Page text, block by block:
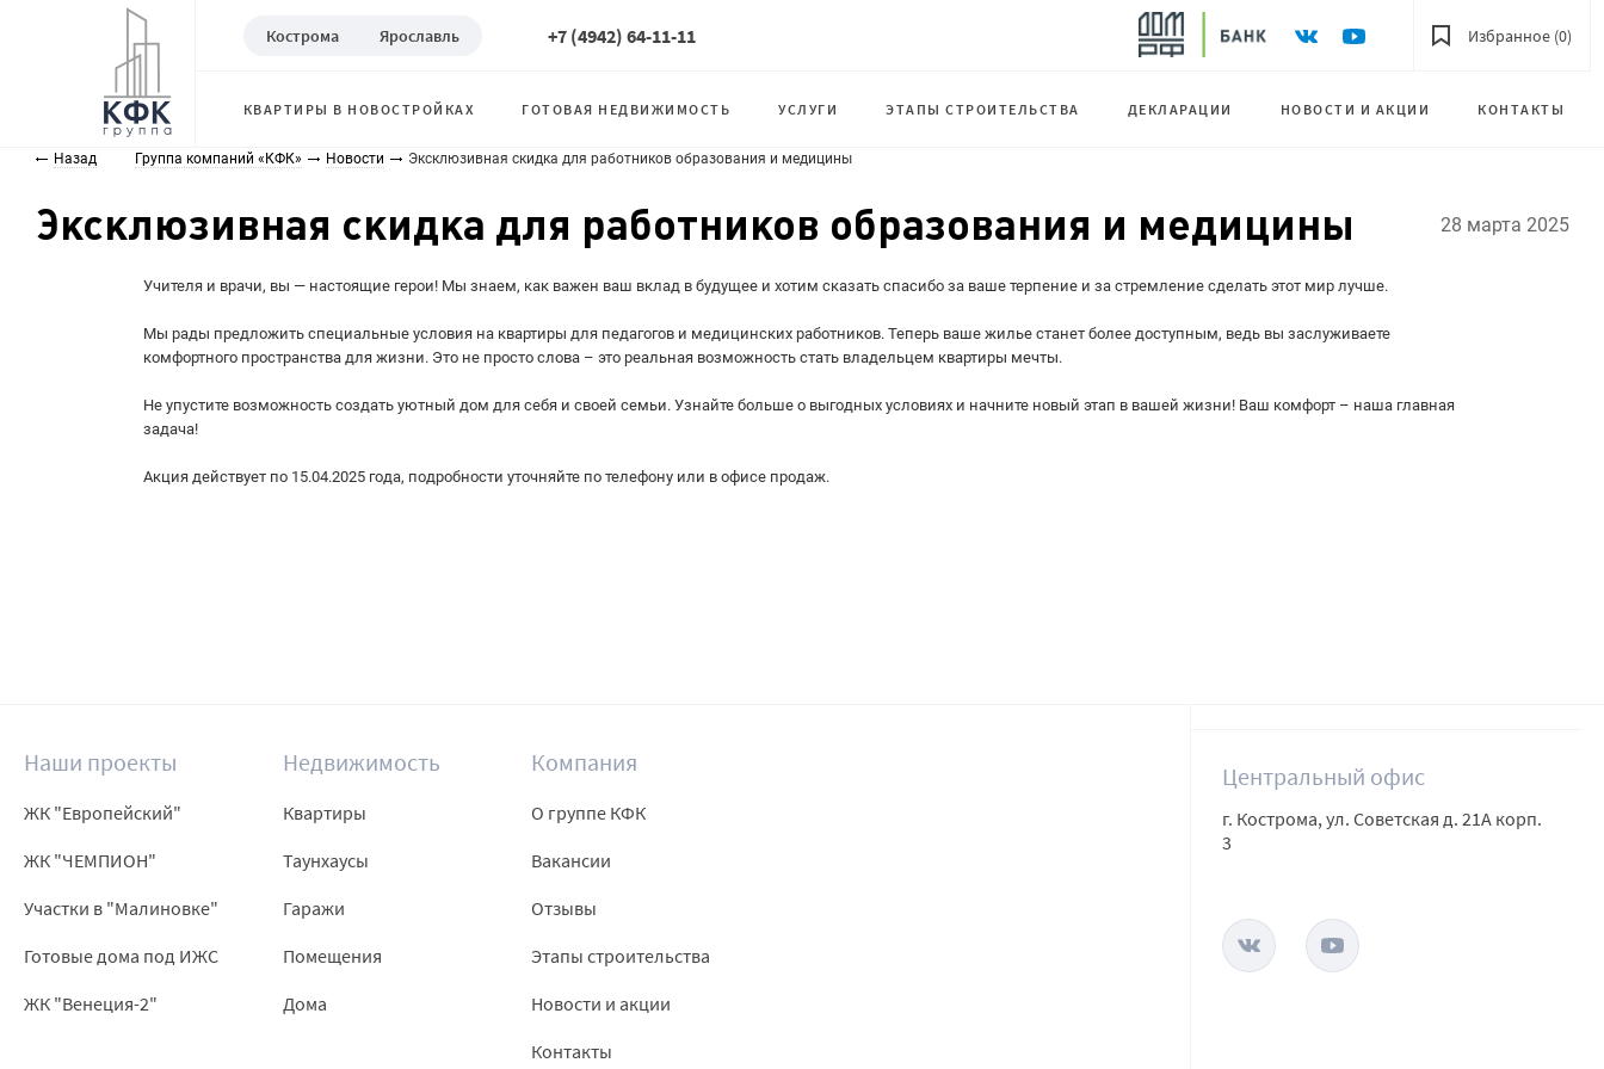
Кострома Ярославль +7 (4942) 64-11-11 Избранное (0)
КВАРТИРЫ В НОВОСТРОЙКАХ ГОТОВАЯ НЕДВИЖИМОСТЬ УСЛУГИ ЭТАПЫ СТРОИТЕЛЬСТВА ДЕКЛАРАЦИИ НОВОСТИ И АКЦИИ КОНТАКТЫ
Назад Группа компаний «КФК» Новости Эксклюзивная скидка для работников образования и медицины
Эксклюзивная скидка для работников образования и медицины 28 марта 2025
Учителя и врачи, вы — настоящие герои! Мы знаем, как важен ваш вклад в будущее и хотим сказать спасибо за ваше терпение и за стремление сделать этот мир лучше.
Мы рады предложить специальные условия на квартиры для педагогов и медицинских работников. Теперь ваше жилье станет более доступным, ведь вы заслуживаете
комфортного пространства для жизни. Это не просто слова – это реальная возможность стать владельцем квартиры мечты.
Не упустите возможность создать уютный дом для себя и своей семьи. Узнайте больше о выгодных условиях и начните новый этап в вашей жизни! Ваш комфорт – наша главная
задача!
Акция действует по 15.04.2025 года, подробности уточняйте по телефону или в офисе продаж.
Наши проекты
ЖК "Европейский"
ЖК "ЧЕМПИОН"
Участки в "Малиновке"
Готовые дома под ИЖС
ЖК "Венеция-2"
Недвижимость
Квартиры
Таунхаусы
Гаражи
Помещения
Дома
Компания
О группе КФК
Вакансии
Отзывы
Этапы строительства
Новости и акции
Контакты
Центральный офис
г. Кострома, ул. Советская д. 21А корп.
3